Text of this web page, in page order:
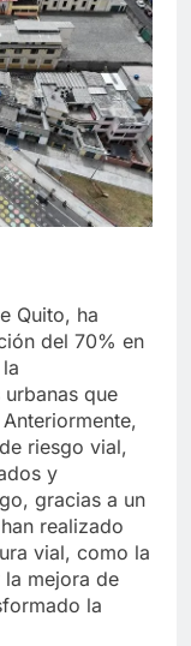
Quito, ha
del 70% en
que
riesgo vial,
y
gracias a un
realizado
vial, como la
mejora de
la